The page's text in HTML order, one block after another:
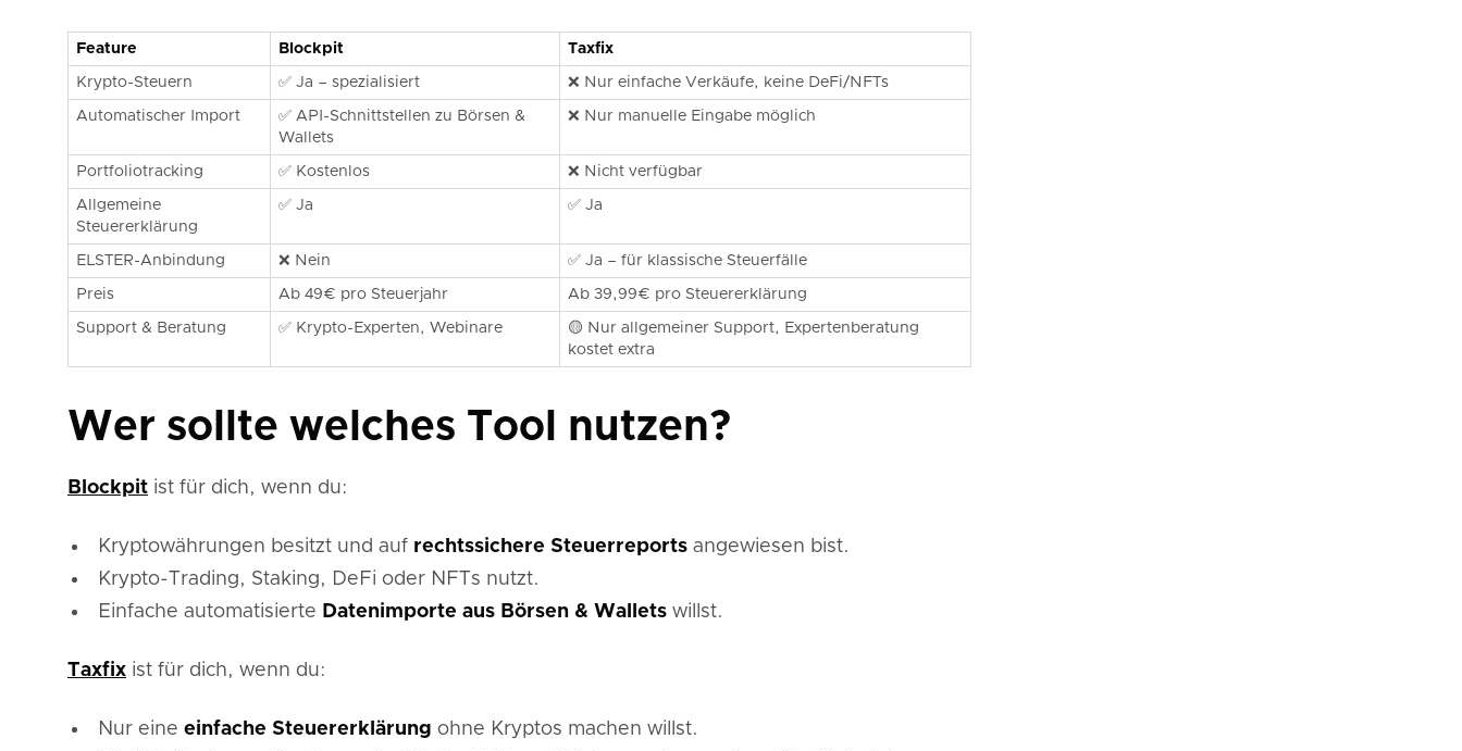
Feature Blockpit Taxfix
Krypto-Steuern ✅ Ja – spezialisiert ❌ Nur einfache Verkäufe, keine DeFi/NFTs
Automatischer Import
✅ API-Schnittstellen zu Börsen &
Wallets
❌ Nur manuelle Eingabe möglich
Portfoliotracking ✅ Kostenlos ❌ Nicht verfügbar
Allgemeine
Steuererklärung
✅ Ja ✅ Ja
ELSTER-Anbindung ❌ Nein ✅ Ja – für klassische Steuerfälle
Preis Ab 49€ pro Steuerjahr Ab 39,99€ pro Steuererklärung
Support & Beratung ✅ Krypto-Experten, Webinare
🟡 Nur allgemeiner Support, Expertenberatung
kostet extra
Wer sollte welches Tool nutzen?
Blockpit ist für dich, wenn du:
Kryptowährungen besitzt und auf rechtssichere Steuerreports angewiesen bist.
Krypto-Trading, Staking, DeFi oder NFTs nutzt.
Einfache automatisierte Datenimporte aus Börsen & Wallets willst.
Taxfix ist für dich, wenn du:
Nur eine einfache Steuererklärung ohne Kryptos machen willst.